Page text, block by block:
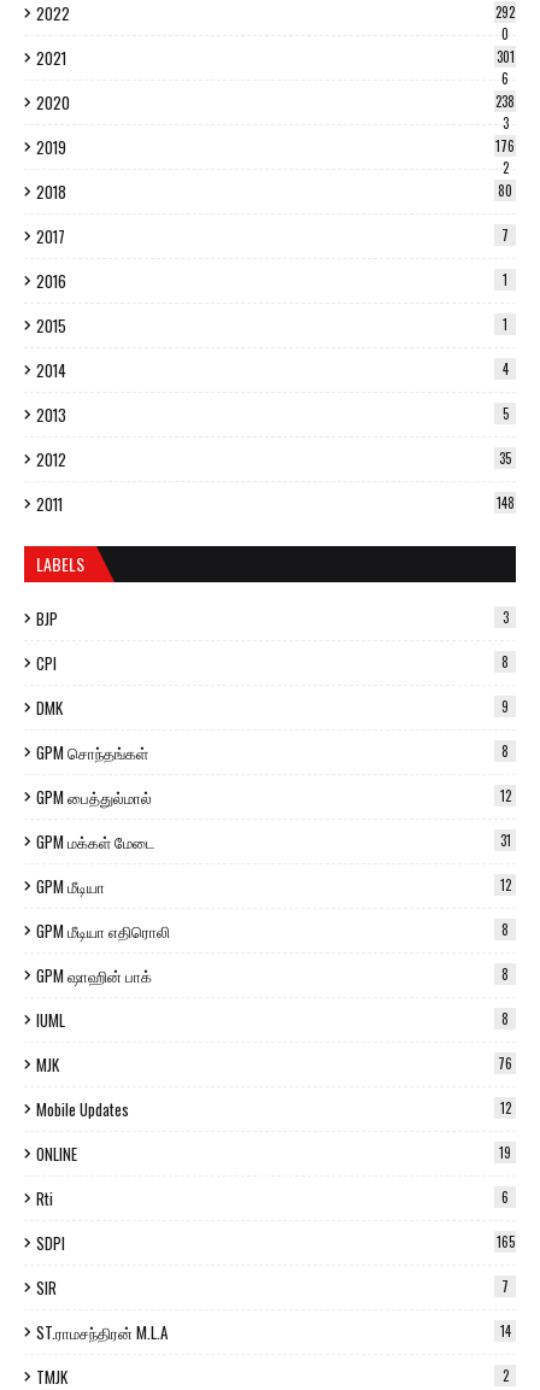
2022
292
0
2021
301
6
2020
238
3
2019
176
2
2018 80
2017 7
2016 1
2015 1
2014 4
2013 5
2012 35
2011 148
LABELS
BJP 3
CPI 8
DMK 9
GPM சொந்தங்கள் 8
GPM பைத்துல்மால் 12
GPM மக்கள் மேடை 31
GPM மீடியா 12
GPM மீடியா எதிரொலி 8
GPM ஷாஹின் பாக் 8
IUML 8
MJK 76
Mobile Updates 12
ONLINE 19
Rti 6
SDPI 165
SIR 7
ST.ராமசந்திரன் M.L.A 14
TMJK 2